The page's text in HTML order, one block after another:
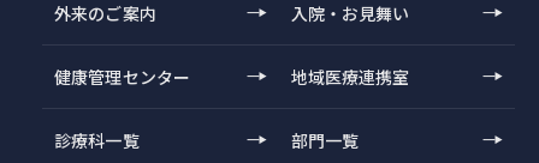
外来のご案内 入院・お見舞い
健康管理センター 地域医療連携室
診療科一覧 部門一覧